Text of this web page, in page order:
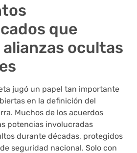
que
ocultas
jugó un papel tan importante
en la definición del
Muchos de los acuerdos
potencias involucradas
durante décadas, protegidos
seguridad nacional. Solo con